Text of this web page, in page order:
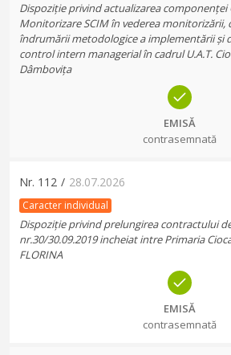
Dispoziție privind actualizarea componenței
Monitorizare SCIM în vederea monitorizării,
îndrumării metodologice a implementării și
control intern managerial în cadrul U.A.T.
Dâmbovița
EMISĂ
contrasemnată
Nr. 112 / 28.07.2026
Caracter individual
Dispoziție privind prelungirea contractului
nr.30/30.09.2019 incheiat intre Primaria
FLORINA
EMISĂ
contrasemnată